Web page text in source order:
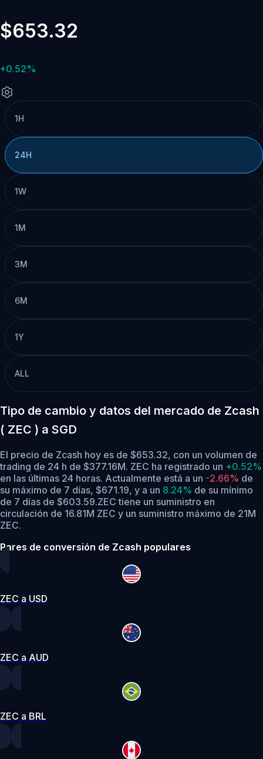
$653.32
+0.52%
1H
24H
1W
1M
3M
6M
1Y
ALL
Tipo de cambio y datos del mercado de Zcash
( ZEC ) a SGD
El precio de Zcash hoy es de $653.32, con un volumen de
trading de 24 h de $377.16M. ZEC ha registrado un +0.52%
en las últimas 24 horas. Actualmente está a un -2.66% de
su máximo de 7 días, $671.19, y a un 8.24% de su mínimo
de 7 días de $603.59.ZEC tiene un suministro en
circulación de 16.81M ZEC y un suministro máximo de 21M
ZEC.
Pares de conversión de Zcash populares
ZEC a USD
ZEC a AUD
ZEC a BRL